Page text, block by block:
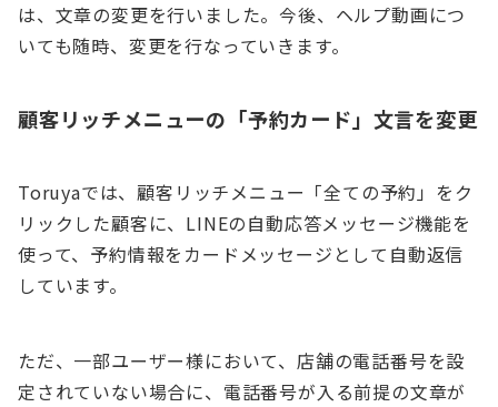
は、文章の変更を行いました。今後、ヘルプ動画につ
いても随時、変更を行なっていきます。
顧客リッチメニューの「予約カード」文言を変更
Toruyaでは、顧客リッチメニュー「全ての予約」をク
リックした顧客に、LINEの自動応答メッセージ機能を
使って、予約情報をカードメッセージとして自動返信
しています。
ただ、一部ユーザー様において、店舗の電話番号を設
定されていない場合に、電話番号が入る前提の文章が